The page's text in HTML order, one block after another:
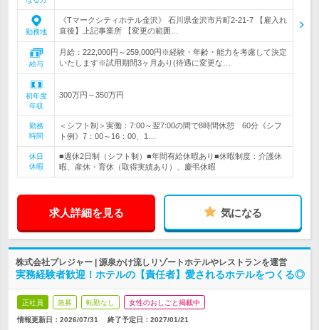
勤務地
《Tマークシティホテル金沢》 石川県金沢市片町2-21-7 【雇入れ
直後】上記事業所 【変更の範囲…
給与
月給：222,000円～259,000円※経験・年齢・能力を考慮して決定
いたします※試用期間3ヶ月あり(待遇に変更な…
初年度
年収
300万円～350万円
勤務
時間
＜シフト制＞実働：7:00～翌7:00の間で8時間休憩 60分《シフ
ト例》7：00～16：00、1…
休日
休暇
■週休2日制（シフト制）■年間有給休暇あり■休暇制度：介護休
暇、産休・育休（取得実績あり）、慶弔休暇
求人詳細を見る 気になる
株式会社プレジャー | 源泉かけ流しリゾートホテルやレストランを運営
実務経験者歓迎！ホテルの【責任者】愛されるホテルをつくる◎
正社員 急募 転勤なし 女性のおしごと掲載中
情報更新日：2026/07/31 終了予定日： 2027/01/21